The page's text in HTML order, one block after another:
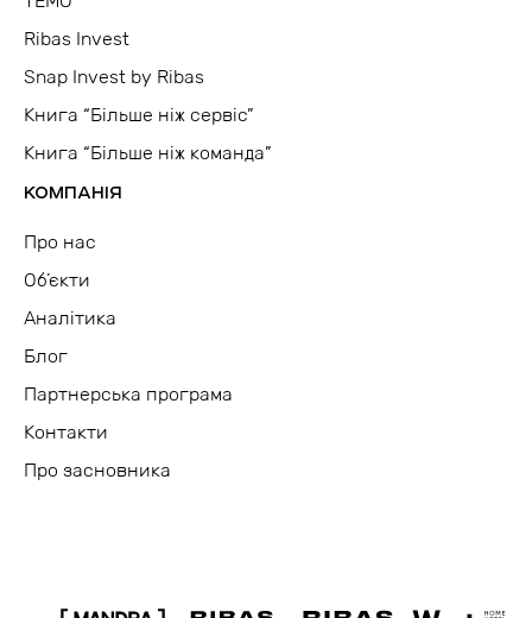
Ribas Invest
Snap Invest by Ribas
Книга “Більше ніж сервіс”
Книга “Більше ніж команда”
КОМПАНІЯ
Про нас
Об’єкти
Аналітика
Блог
Партнерська програма
Контакти
Про засновника